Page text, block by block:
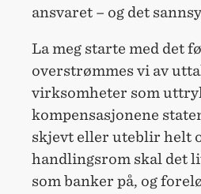
ansvaret – og det
La meg starte med det
overstrømmes vi av
virksomheter som
kompensasjonene
skjevt eller uteblir helt
handlingsrom skal det
som banker på, og